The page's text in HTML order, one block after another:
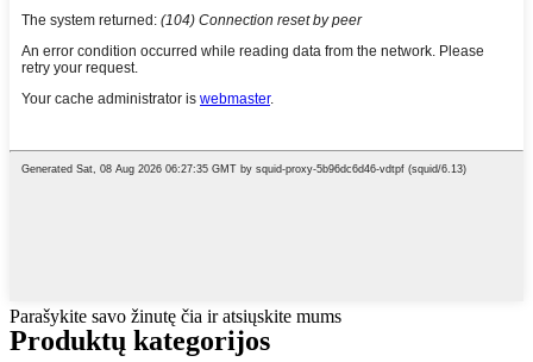
Parašykite savo žinutę čia ir atsiųskite mums
Produktų kategorijos